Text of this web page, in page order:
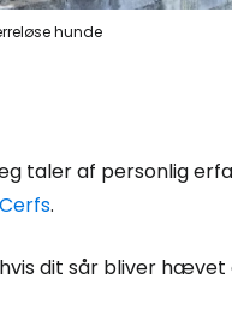
hunde
taler af personlig
.
dit sår bliver